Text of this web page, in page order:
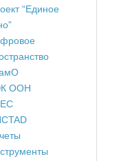
“Единое
ООН